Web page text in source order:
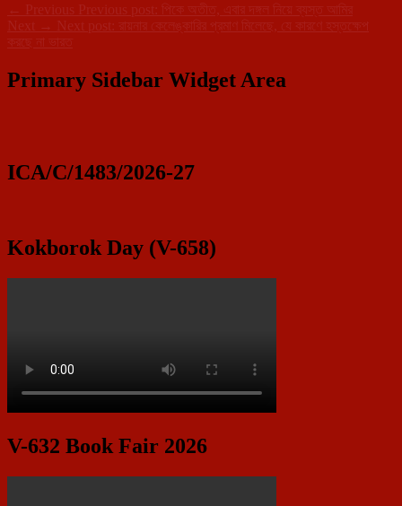
← Previous Previous post:
পিকে অতীত, এবার দঙ্গল নিয়ে ব্যস্ত আমির
Next → Next post:
রায়নার কেলেঙ্কারির প্রমাণ মিলেছে, যে কারণে হস্তক্ষেপ
করছে না ভারত
Primary Sidebar Widget Area
ICA/C/1483/2026-27
Kokborok Day (V-658)
V-632 Book Fair 2026